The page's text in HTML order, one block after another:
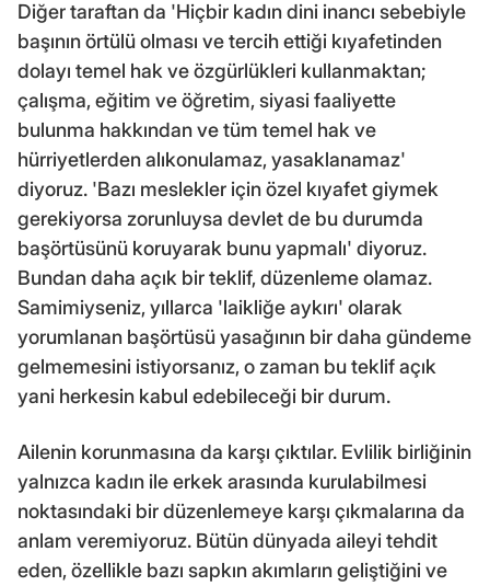
Diğer taraftan da 'Hiçbir kadın dini inancı sebebiyle
başının örtülü olması ve tercih ettiği kıyafetinden
dolayı temel hak ve özgürlükleri kullanmaktan;
çalışma, eğitim ve öğretim, siyasi faaliyette
bulunma hakkından ve tüm temel hak ve
hürriyetlerden alıkonulamaz, yasaklanamaz'
diyoruz. 'Bazı meslekler için özel kıyafet giymek
gerekiyorsa zorunluysa devlet de bu durumda
başörtüsünü koruyarak bunu yapmalı' diyoruz.
Bundan daha açık bir teklif, düzenleme olamaz.
Samimiyseniz, yıllarca 'laikliğe aykırı' olarak
yorumlanan başörtüsü yasağının bir daha gündeme
gelmemesini istiyorsanız, o zaman bu teklif açık
yani herkesin kabul edebileceği bir durum.
Ailenin korunmasına da karşı çıktılar. Evlilik birliğinin
yalnızca kadın ile erkek arasında kurulabilmesi
noktasındaki bir düzenlemeye karşı çıkmalarına da
anlam veremiyoruz. Bütün dünyada aileyi tehdit
eden, özellikle bazı sapkın akımların geliştiğini ve